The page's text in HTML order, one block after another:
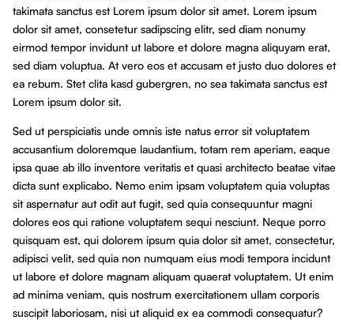
takimata sanctus est Lorem ipsum dolor sit amet. Lorem ipsum
dolor sit amet, consetetur sadipscing elitr, sed diam nonumy
eirmod tempor invidunt ut labore et dolore magna aliquyam erat,
sed diam voluptua. At vero eos et accusam et justo duo dolores et
ea rebum. Stet clita kasd gubergren, no sea takimata sanctus est
Lorem ipsum dolor sit.
Sed ut perspiciatis unde omnis iste natus error sit voluptatem
accusantium doloremque laudantium, totam rem aperiam, eaque
ipsa quae ab illo inventore veritatis et quasi architecto beatae vitae
dicta sunt explicabo. Nemo enim ipsam voluptatem quia voluptas
sit aspernatur aut odit aut fugit, sed quia consequuntur magni
dolores eos qui ratione voluptatem sequi nesciunt. Neque porro
quisquam est, qui dolorem ipsum quia dolor sit amet, consectetur,
adipisci velit, sed quia non numquam eius modi tempora incidunt
ut labore et dolore magnam aliquam quaerat voluptatem. Ut enim
ad minima veniam, quis nostrum exercitationem ullam corporis
suscipit laboriosam, nisi ut aliquid ex ea commodi consequatur?